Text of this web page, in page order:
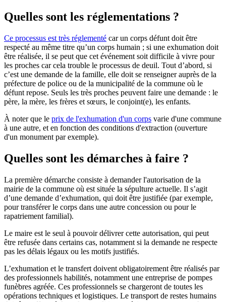
Quelles sont les réglementations ?
Ce processus est très réglementé car un corps défunt doit être
respecté au même titre qu’un corps humain ; si une exhumation doit
être réalisée, il se peut que cet événement soit difficile à vivre pour
les proches car cela trouble le processus de deuil. Tout d’abord, si
c’est une demande de la famille, elle doit se renseigner auprès de la
préfecture de police ou de la municipalité de la commune où le
défunt repose. Seuls les très proches peuvent faire une demande : le
père, la mère, les frères et sœurs, le conjoint(e), les enfants.
À noter que le prix de l'exhumation d'un corps varie d'une commune
à une autre, et en fonction des conditions d'extraction (ouverture
d'un monument par exemple).
Quelles sont les démarches à faire ?
La première démarche consiste à demander l'autorisation de la
mairie de la commune où est située la sépulture actuelle. Il s’agit
d’une demande d’exhumation, qui doit être justifiée (par exemple,
pour transférer le corps dans une autre concession ou pour le
rapatriement familial).
Le maire est le seul à pouvoir délivrer cette autorisation, qui peut
être refusée dans certains cas, notamment si la demande ne respecte
pas les délais légaux ou les motifs justifiés.
L’exhumation et le transfert doivent obligatoirement être réalisés par
des professionnels habilités, notamment une entreprise de pompes
funèbres agréée. Ces professionnels se chargeront de toutes les
opérations techniques et logistiques. Le transport de restes humains